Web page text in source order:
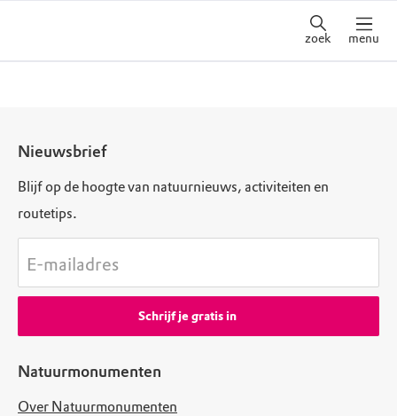
zoek menu
Natuurmonumenten
Over Natuurmonumenten
Nieuwsbrief
Blijf op de hoogte van natuurnieuws, activiteiten en
routetips.
E-mailadres
Schrijf je gratis in